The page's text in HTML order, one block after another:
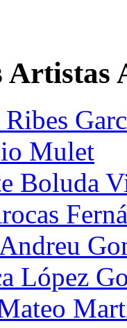
Mulet
Boluda
López